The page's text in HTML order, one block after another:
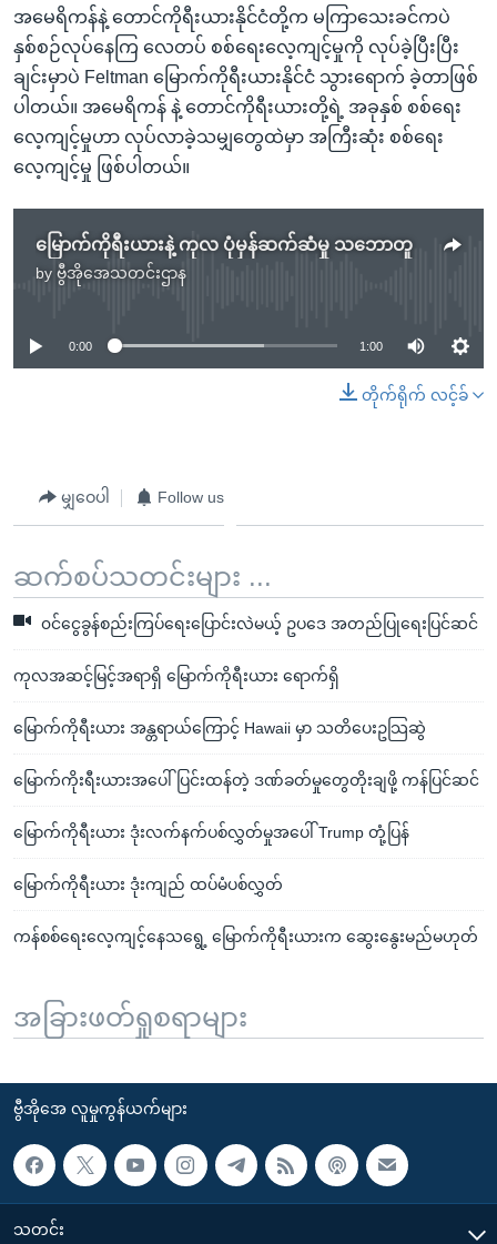
အမေရိကန်နဲ့ တောင်ကိုရီးယားနိုင်ငံတို့က မကြာသေးခင်ကပဲ
နှစ်စဉ်လုပ်နေကြ လေတပ် စစ်ရေးလေ့ကျင့်မှုကို လုပ်ခဲ့ပြီးပြီး
ချင်းမှာပဲ Feltman မြောက်ကိုရီးယားနိုင်ငံ သွားရောက် ခဲ့တာဖြစ်
ပါတယ်။ အမေရိကန် နဲ့ တောင်ကိုရီးယားတို့ရဲ့ အခုနှစ် စစ်ရေး
လေ့ကျင့်မှုဟာ လုပ်လာခဲ့သမျှတွေထဲမှာ အကြီးဆုံး စစ်ရေး
လေ့ကျင့်မှု ဖြစ်ပါတယ်။
မြောက်ကိုရီးယားနဲ့ ကုလ ပုံမှန်ဆက်ဆံမှု သဘောတူ
by ဗွီအိုအေသတင်းဌာန
No media source currently available
0:00 1:00
တိုက်ရိုက် လင့်ခ်
မျှဝေပါ Follow us
ဆက်စပ်သတင်းများ ...
၀င်ငွေခွန်စည်းကြပ်ရေးပြောင်းလဲမယ့် ဥပဒေ အတည်ပြုရေးပြင်ဆင်
ကုလအဆင့်မြင့်အရာရှိ မြောက်ကိုရီးယား ရောက်ရှိ
မြောက်ကိုရီးယား အန္တရာယ်ကြောင့် Hawaii မှာ သတိပေးဥသြဆွဲ
မြောက်ကိုးရီးယားအပေါ် ပြင်းထန်တဲ့ ဒဏ်ခတ်မှုတွေတိုးချဖို့ ကန်ပြင်ဆင်
မြောက်ကိုရီးယား ဒုံးလက်နက်ပစ်လွှတ်မှုအပေါ် Trump တုံ့ပြန်
မြောက်ကိုရီးယား ဒုံးကျည် ထပ်မံပစ်လွှတ်
ကန်စစ်ရေးလေ့ကျင့်နေသရွေ့ မြောက်ကိုရီးယားက ဆွေးနွေးမည်မဟုတ်
အခြားဖတ်ရှုစရာများ
ဗွီအိုအေ လူမှုကွန်ယက်များ
သတင်း